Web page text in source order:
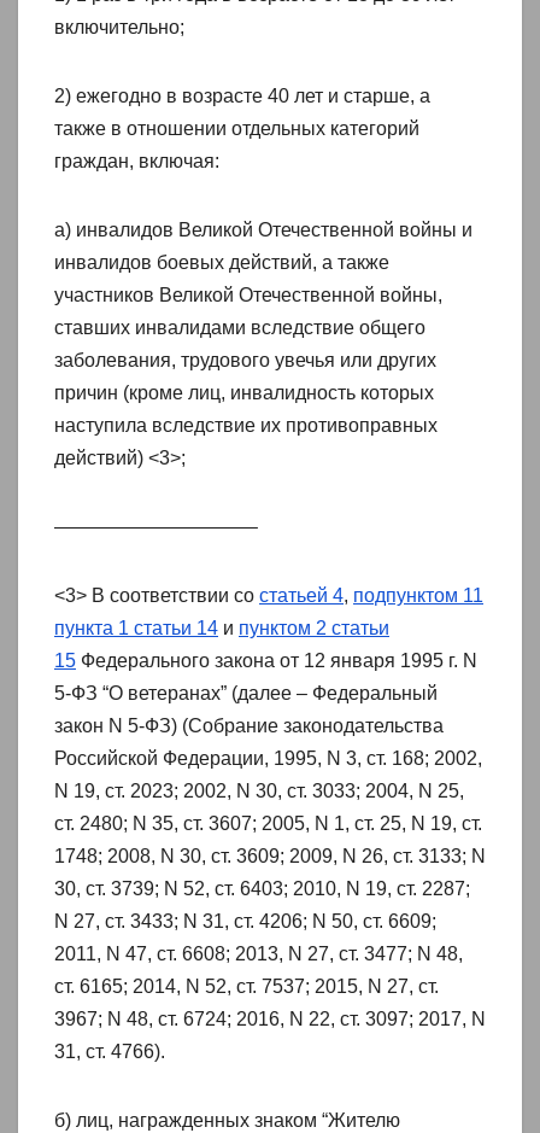
включительно;
2) ежегодно в возрасте 40 лет и старше, а
также в отношении отдельных категорий
граждан, включая:
а) инвалидов Великой Отечественной войны и
инвалидов боевых действий, а также
участников Великой Отечественной войны,
ставших инвалидами вследствие общего
заболевания, трудового увечья или других
причин (кроме лиц, инвалидность которых
наступила вследствие их противоправных
действий) <3>;
——————————–
<3> В соответствии со статьей 4, подпунктом 11
пункта 1 статьи 14 и пунктом 2 статьи
15 Федерального закона от 12 января 1995 г. N
5-ФЗ “О ветеранах” (далее – Федеральный
закон N 5-ФЗ) (Собрание законодательства
Российской Федерации, 1995, N 3, ст. 168; 2002,
N 19, ст. 2023; 2002, N 30, ст. 3033; 2004, N 25,
ст. 2480; N 35, ст. 3607; 2005, N 1, ст. 25, N 19, ст.
1748; 2008, N 30, ст. 3609; 2009, N 26, ст. 3133; N
30, ст. 3739; N 52, ст. 6403; 2010, N 19, ст. 2287;
N 27, ст. 3433; N 31, ст. 4206; N 50, ст. 6609;
2011, N 47, ст. 6608; 2013, N 27, ст. 3477; N 48,
ст. 6165; 2014, N 52, ст. 7537; 2015, N 27, ст.
3967; N 48, ст. 6724; 2016, N 22, ст. 3097; 2017, N
31, ст. 4766).
б) лиц, награжденных знаком “Жителю